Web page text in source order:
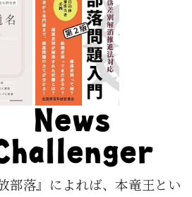
部落』によれば、本竜王とい